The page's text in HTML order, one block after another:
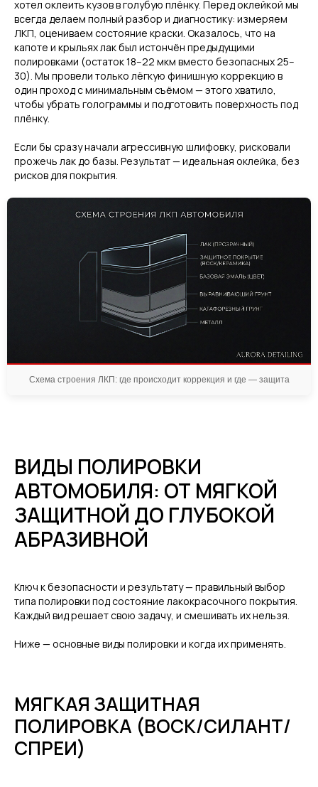
хотел оклеить кузов в голубую плёнку. Перед оклейкой мы
всегда делаем полный разбор и диагностику: измеряем
ЛКП, оцениваем состояние краски. Оказалось, что на
капоте и крыльях лак был истончён предыдущими
полировками (остаток 18–22 мкм вместо безопасных 25–
30). Мы провели только лёгкую финишную коррекцию в
один проход с минимальным съёмом — этого хватило,
чтобы убрать голограммы и подготовить поверхность под
плёнку.
Если бы сразу начали агрессивную шлифовку, рисковали
прожечь лак до базы. Результат — идеальная оклейка, без
рисков для покрытия.
Схема строения ЛКП: где происходит коррекция и где — защита
ВИДЫ ПОЛИРОВКИ
АВТОМОБИЛЯ: ОТ МЯГКОЙ
ЗАЩИТНОЙ ДО ГЛУБОКОЙ
АБРАЗИВНОЙ
Ключ к безопасности и результату — правильный выбор
типа полировки под состояние лакокрасочного покрытия.
Каждый вид решает свою задачу, и смешивать их нельзя.
Ниже — основные виды полировки и когда их применять.
МЯГКАЯ ЗАЩИТНАЯ
ПОЛИРОВКА (ВОСК/СИЛАНТ/
СПРЕИ)